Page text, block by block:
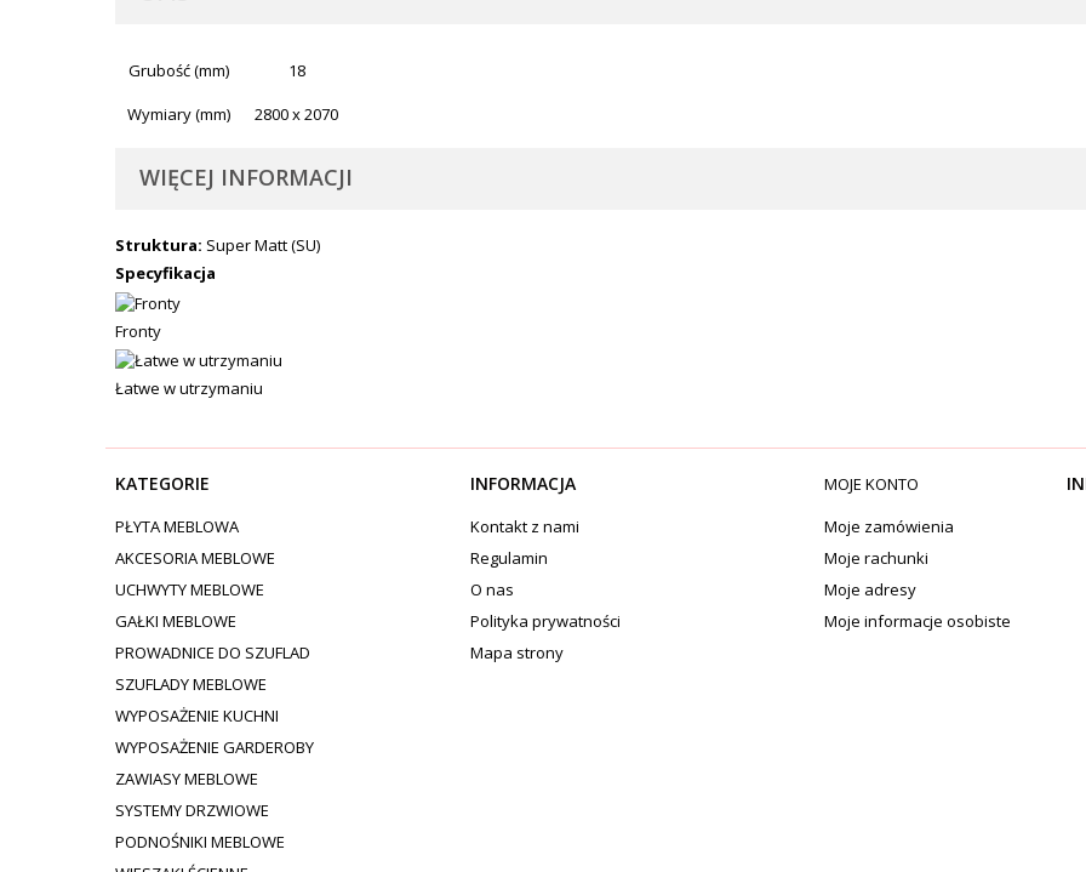
Grubość (mm)
18
Wymiary (mm)
2800 x 2070
WIĘCEJ INFORMACJI
Struktura: Super Matt (SU)
Specyfikacja
Fronty
Łatwe w utrzymaniu
KATEGORIE
PŁYTA MEBLOWA
AKCESORIA MEBLOWE
UCHWYTY MEBLOWE
GAŁKI MEBLOWE
PROWADNICE DO SZUFLAD
SZUFLADY MEBLOWE
WYPOSAŻENIE KUCHNI
WYPOSAŻENIE GARDEROBY
ZAWIASY MEBLOWE
SYSTEMY DRZWIOWE
PODNOŚNIKI MEBLOWE
INFORMACJA
Kontakt z nami
Regulamin
O nas
Polityka prywatności
Mapa strony
MOJE KONTO
Moje zamówienia
Moje rachunki
Moje adresy
Moje informacje osobiste